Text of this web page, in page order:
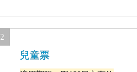
2
兒童票